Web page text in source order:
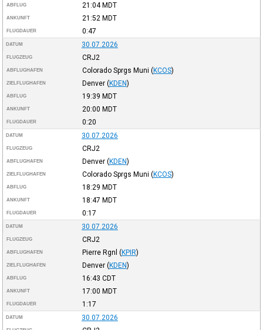
ABFLUG 21:04MDT
ANKUNFT 21:52 MDT
FLUGDAUER 0:47
DATUM 30.07.2026
FLUGZEUG CRJ2
ABFLUGHAFEN Colorado Sprgs Muni (KCOS)
ZIELFLUGHAFEN Denver (KDEN)
ABFLUG 19:39 MDT
ANKUNFT 20:00 MDT
FLUGDAUER 0:20
DATUM 30.07.2026
FLUGZEUG CRJ2
ABFLUGHAFEN Denver (KDEN)
ZIELFLUGHAFEN Colorado Sprgs Muni (KCOS)
ABFLUG 18:29 MDT
ANKUNFT 18:47 MDT
FLUGDAUER 0:17
DATUM 30.07.2026
FLUGZEUG CRJ2
ABFLUGHAFEN Pierre Rgnl (KPIR)
ZIELFLUGHAFEN Denver (KDEN)
ABFLUG 16:43 CDT
ANKUNFT 17:00 MDT
FLUGDAUER 1:17
DATUM 30.07.2026